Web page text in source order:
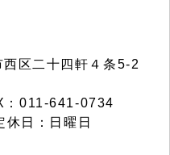
区二十四軒４条5-2
011-641-0734
日：日曜日